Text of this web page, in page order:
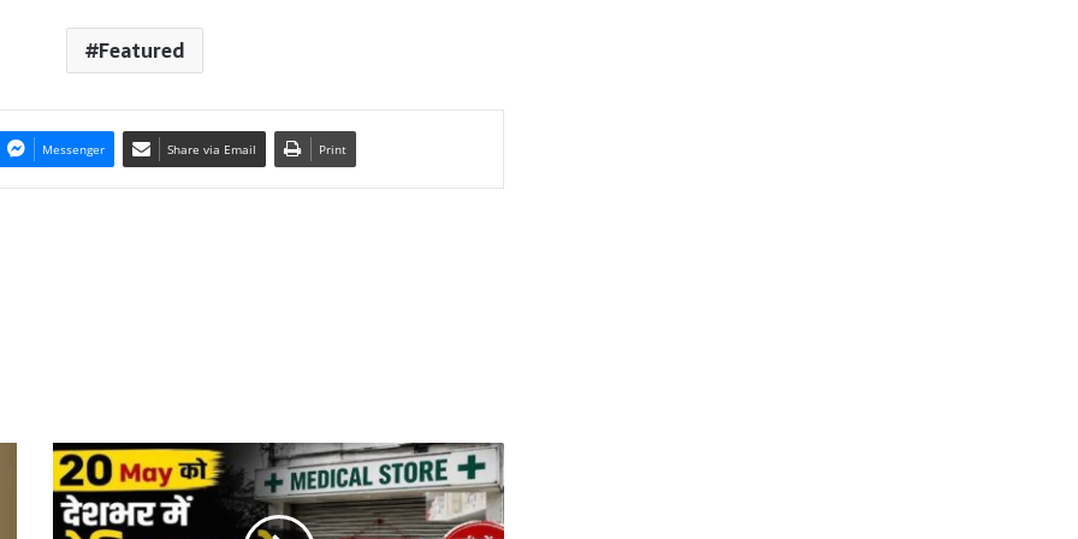
Featured
Messenger Share via Email Print